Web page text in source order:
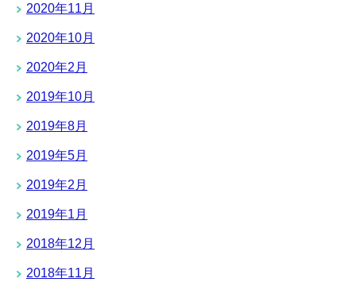
2020年11月
2020年10月
2020年2月
2019年10月
2019年8月
2019年5月
2019年2月
2019年1月
2018年12月
2018年11月